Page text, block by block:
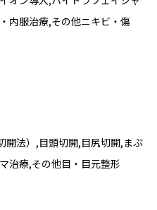
内服治療,その他ニキビ・傷
開法）,目頭切開,目尻切開,まぶ
治療,その他目・目元整形